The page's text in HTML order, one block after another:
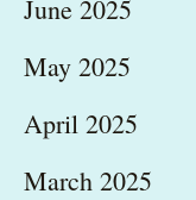
June 2025
May 2025
April 2025
March 2025